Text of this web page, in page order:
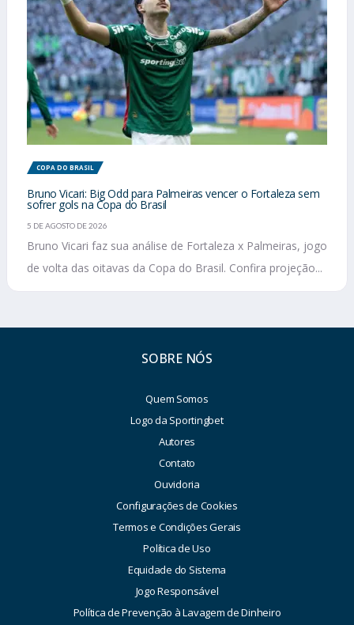
COPA DO BRASIL
Bruno Vicari: Big Odd para Palmeiras vencer o Fortaleza sem
sofrer gols na Copa do Brasil
5 DE AGOSTO DE 2026
Bruno Vicari faz sua análise de Fortaleza x Palmeiras, jogo
de volta das oitavas da Copa do Brasil. Confira projeção...
SOBRE NÓS
Quem Somos
Logo da Sportingbet
Autores
Contato
Ouvidoria
Configurações de Cookies
Termos e Condições Gerais
Política de Uso
Equidade do Sistema
Jogo Responsável
Política de Prevenção à Lavagem de Dinheiro